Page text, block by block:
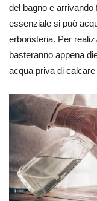
del bagno e arrivando
essenziale si può
erboristeria. Per
basteranno appena
acqua priva di calcare